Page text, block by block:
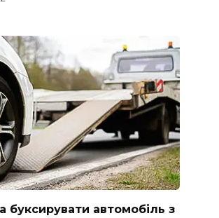
буксирувати автомобіль з